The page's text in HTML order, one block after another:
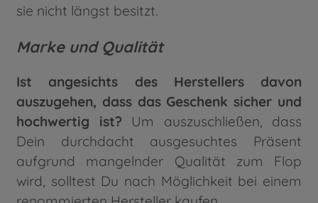
sie nicht längst besitzt.
Marke und Qualität
Ist angesichts des Herstellers davon
auszugehen, dass das Geschenk sicher und
hochwertig ist? Um auszuschließen, dass
Dein durchdacht ausgesuchtes Präsent
aufgrund mangelnder Qualität zum Flop
wird, solltest Du nach Möglichkeit bei einem